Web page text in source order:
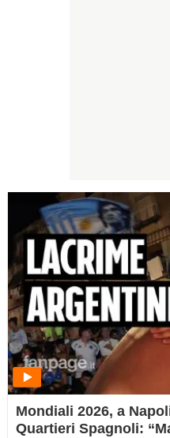
Mondiali 2026, a
Quartieri Spagnoli: